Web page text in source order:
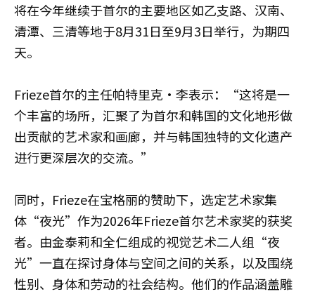
将在今年继续于首尔的主要地区如乙支路、汉南、
清潭、三清等地于8月31日至9月3日举行，为期四
天。
Frieze首尔的主任帕特里克·李表示：“这将是一
个丰富的场所，汇聚了为首尔和韩国的文化地形做
出贡献的艺术家和画廊，并与韩国独特的文化遗产
进行更深层次的交流。”
同时，Frieze在宝格丽的赞助下，选定艺术家集
体“夜光”作为2026年Frieze首尔艺术家奖的获奖
者。由金泰莉和全仁组成的视觉艺术二人组“夜
光”一直在探讨身体与空间之间的关系，以及围绕
性别、身体和劳动的社会结构。他们的作品涵盖雕